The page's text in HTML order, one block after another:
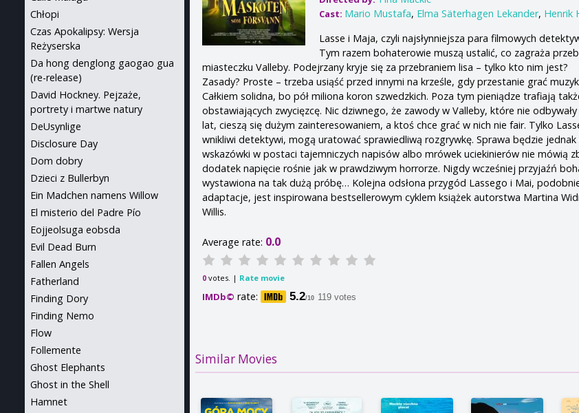
Cast: Mario Mustafa, Elma Säterhagen Lekander, Henrik
Lasse i Maja, czyli najsłynniejsza para filmowych
Tym razem bohaterowie muszą ustalić, co zagraża
miasteczku Valleby. Podejrzany kryje się za przebraniem lisa – tylko kto nim jest?
Zasady? Proste – trzeba usiąść przed innymi na krześle, gdy przestanie grać
Całkiem solidna, bo pół miliona koron szwedzkich. Poza tym pieniądze trafiają
obstawiających zwycięzcę. Nic dziwnego, że zawody w Valleby, które nie
lat, cieszą się dużym zainteresowaniem, a ktoś chce grać w nich nie fair. Tylko
wnikliwi detektywi, mogą uratować sprawiedliwą rozgrywkę. Sprawa będzie jednak
wskazówki w postaci tajemniczych napisów albo mrówek uciekinierów nie mówią
dodatek napięcie rośnie jak w prawdziwym horrorze. Nigdy wcześniej przyjaźń
wystawiona na tak dużą próbę… Kolejna odsłona przygód Lassego i Mai,
adaptacje, jest inspirowana bestsellerowym cyklem książek autorstwa Martina
Willis.
Average rate: 0.0
0votes. | Rate movie
IMDb© rate: 5.2/10 119 votes
Similar Movies
Chłopi
Czas Apokalipsy: Wersja
Reżyserska
Da hong denglong gaogao gua
(re-release)
David Hockney. Pejzaże,
portrety i martwe natury
DeUsynlige
Disclosure Day
Dom dobry
Dzieci z Bullerbyn
Ein Madchen namens Willow
El misterio del Padre Pío
Eojjeolsuga eobsda
Evil Dead Burn
Fallen Angels
Fatherland
Finding Dory
Finding Nemo
Flow
Follemente
Ghost Elephants
Ghost in the Shell
Hamnet